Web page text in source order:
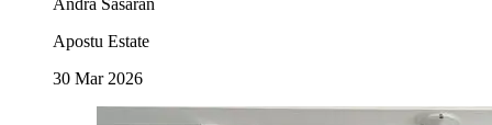
Apostu Estate
30 Mar 2026